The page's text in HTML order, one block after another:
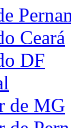
Ceará
DF
de MG